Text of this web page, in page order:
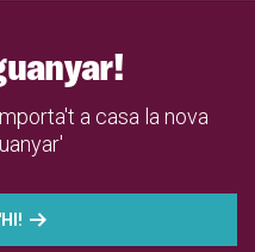
a casa la nova